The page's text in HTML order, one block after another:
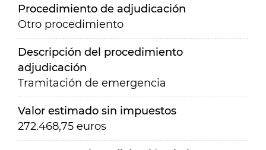
Procedimiento de adjudicación
Otro procedimiento
Descripción del procedimiento
adjudicación
Tramitación de emergencia
Valor estimado sin impuestos
272.468,75 euros